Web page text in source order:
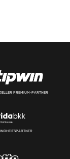
PREMIUM-PARTNER